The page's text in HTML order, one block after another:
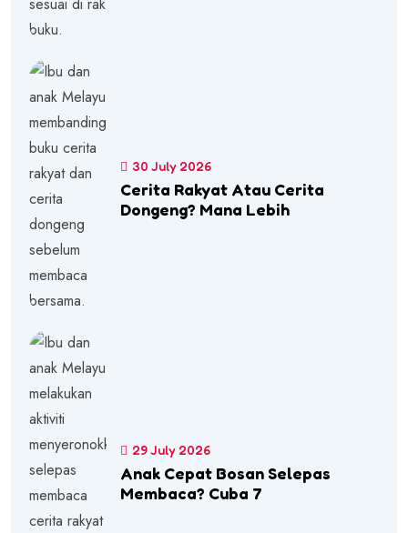
30 July 2026
Cerita Rakyat Atau Cerita
Dongeng? Mana Lebih
29 July 2026
Anak Cepat Bosan Selepas
Membaca? Cuba 7